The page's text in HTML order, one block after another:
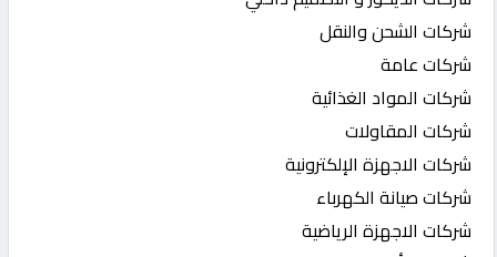
شركات الشحن والنقل
شركات عامة
شركات المواد الغذائية
شركات المقاولات
شركات الاجهزة الإلكترونية
شركات صيانة الكهرباء
شركات الاجهزة الرياضية